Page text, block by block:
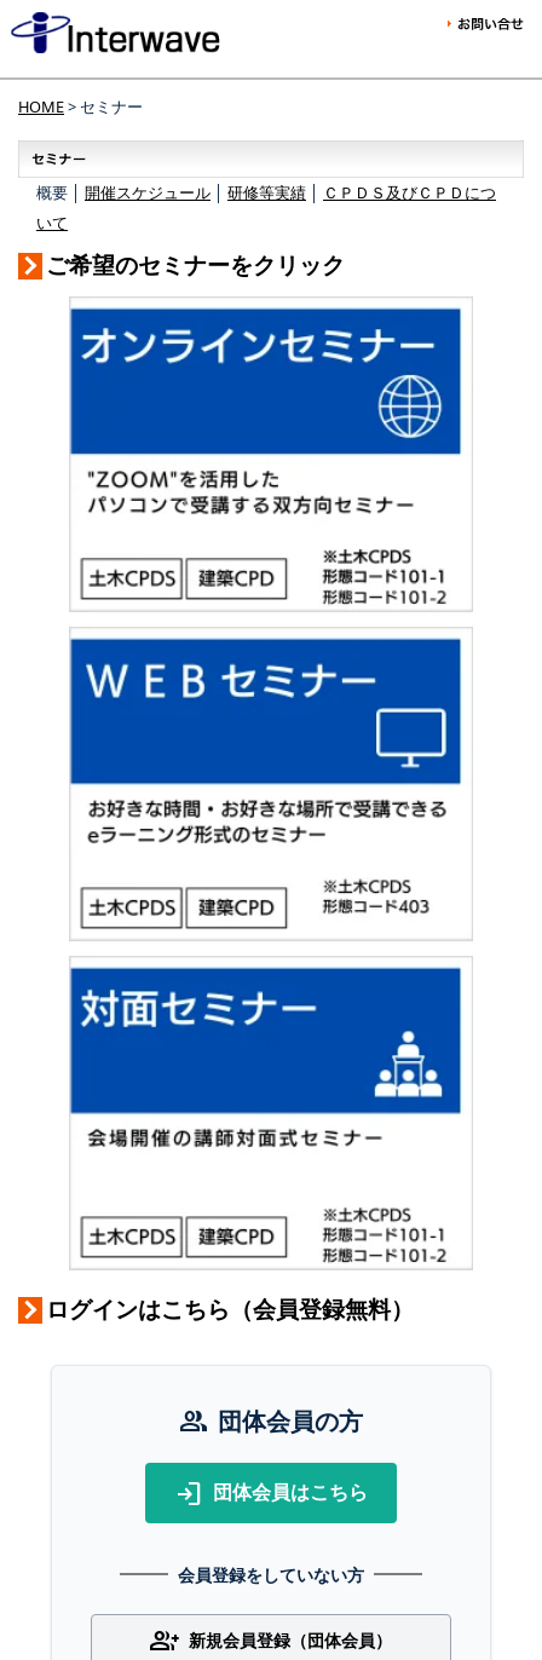
HOME> セミナー
概要 │ 開催スケジュール 研修等実績
ＣＰＤＳ及びＣＰＤにつ
いて
ご希望のセミナーをクリック
ログインはこちら（会員登録無料）
group 団体会員の方
login 団体会員はこちら
会員登録をしていない方
group_add 新規会員登録（団体会員）